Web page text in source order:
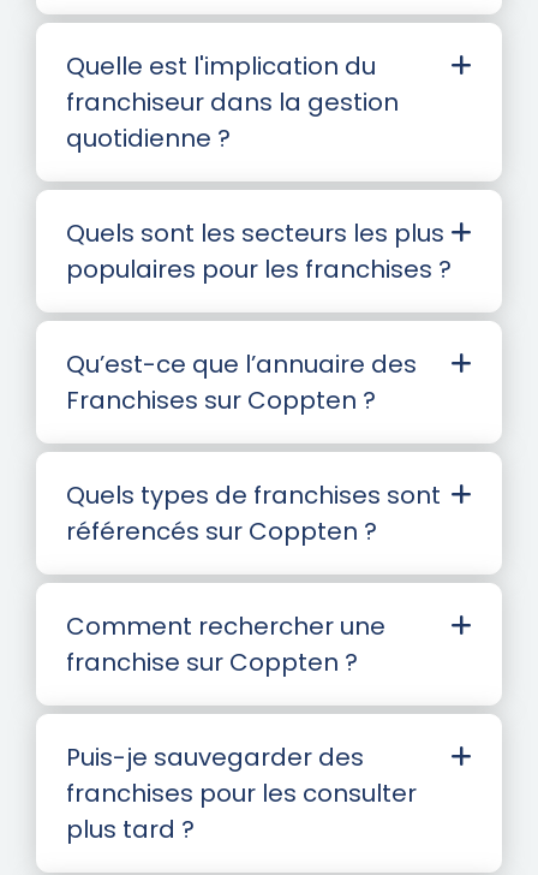
Quelle est l'implication du
franchiseur dans la gestion
quotidienne ?
Quels sont les secteurs les plus
populaires pour les franchises ?
Qu’est-ce que l’annuaire des
Franchises sur Coppten ?
Quels types de franchises sont
référencés sur Coppten ?
Comment rechercher une
franchise sur Coppten ?
Puis-je sauvegarder des
franchises pour les consulter
plus tard ?